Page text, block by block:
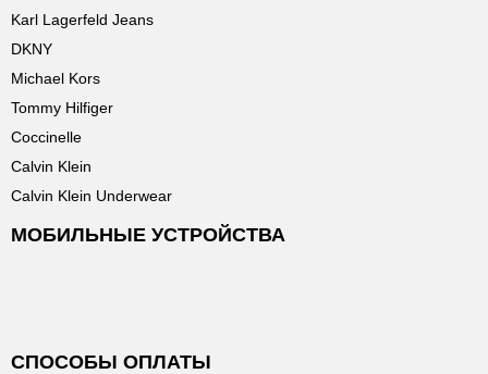
Karl Lagerfeld Jeans
DKNY
Michael Kors
Tommy Hilfiger
Coccinelle
Calvin Klein
Calvin Klein Underwear
МОБИЛЬНЫЕ УСТРОЙСТВА
СПОСОБЫ ОПЛАТЫ